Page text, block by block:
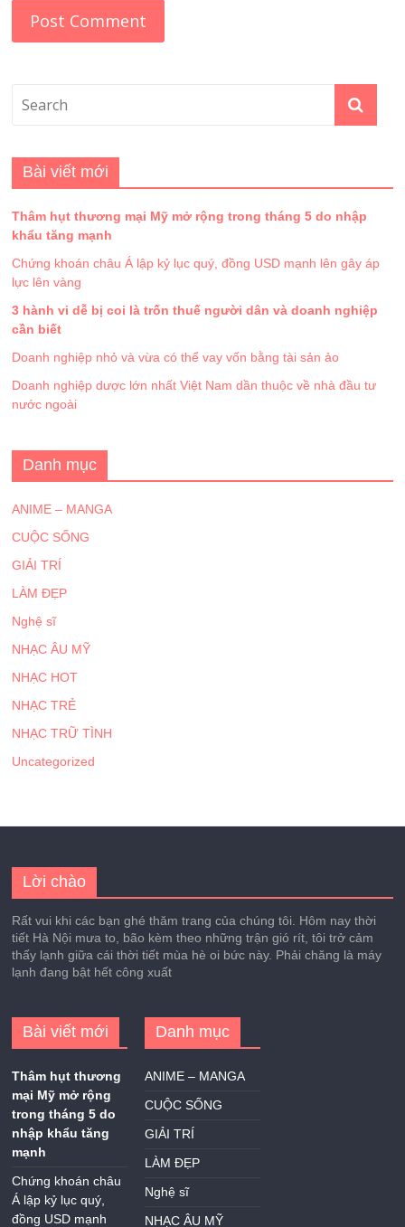
Bài viết mới
Thâm hụt thương mại Mỹ mở rộng trong tháng 5 do nhập
khẩu tăng mạnh
Chứng khoán châu Á lập kỷ lục quý, đồng USD mạnh lên gây áp
lực lên vàng
3 hành vi dễ bị coi là trốn thuế người dân và doanh nghiệp
cần biết
Doanh nghiệp nhỏ và vừa có thể vay vốn bằng tài sản ảo
Doanh nghiệp dược lớn nhất Việt Nam dần thuộc về nhà đầu tư
nước ngoài
Danh mục
ANIME – MANGA
CUỘC SỐNG
GIẢI TRÍ
LÀM ĐẸP
Nghệ sĩ
NHẠC ÂU MỸ
NHẠC HOT
NHẠC TRẺ
NHẠC TRỮ TÌNH
Uncategorized
Lời chào
Rất vui khi các bạn ghé thăm trang của chúng tôi. Hôm nay thời
tiết Hà Nội mưa to, bão kèm theo những trận gió rít, tôi trở cảm
thấy lạnh giữa cái thời tiết mùa hè oi bức này. Phải chăng là máy
lạnh đang bật hết công xuất
Bài viết mới
Thâm hụt thương
mại Mỹ mở rộng
trong tháng 5 do
nhập khẩu tăng
mạnh
Chứng khoán châu
Á lập kỷ lục quý,
đồng USD mạnh
Danh mục
ANIME – MANGA
CUỘC SỐNG
GIẢI TRÍ
LÀM ĐẸP
Nghệ sĩ
NHẠC ÂU MỸ